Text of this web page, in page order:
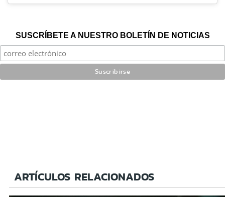
SUSCRÍBETE A NUESTRO BOLETÍN DE NOTICIAS
ARTÍCULOS RELACIONADOS